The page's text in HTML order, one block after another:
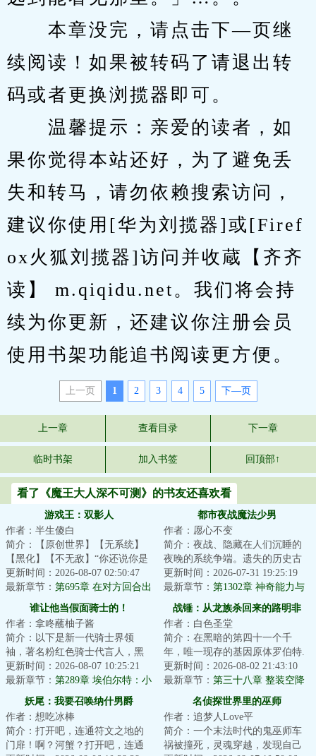
本章没完，请点击下—页继
续阅读！如果被转码了请退出转
码或者更换浏揽器即可。
温馨提示：亲爱的读者，如
果你觉得本站还好，为了避免丢
失和转马，请勿依赖搜索访问，
建议你使用[华为刘揽器]或[Firef
ox火狐刘揽器]访问并收蔵【齐齐
读】 m.qiqidu.net。我们将会持
续为你更新，还建议你注册会员
使用书架功能追书阅读更方便。
上一页 1 2 3 4 5 下—页
上一章 查看目录 下一章
临时书架 加入书签 回顶部↑
看了《魔王大人深不可测》的书友还喜欢看
游戏王：双影人
作者：半生傻白
简介：【原创世界】【无系统】
【黑化】【不无敌】“你还说你是
医生？”“他们喊着什么复仇，恶
魔，献出心...
更新时间：2026-08-07 02:50:47
最新章节： 第695章 在对方回合出
【废品增速者】有没有说法？
都市夜战魔法少男
作者：愿心不变
简介：夜战、隐藏在人们沉睡的
夜晚的系统争端。遗失的历史古
物、未来的科技遗产、各国的纷
争让步、光怪陆...
更新时间：2026-07-31 19:25:19
最新章节： 第1302章 神奇能力与
意料外的身影（下）
谁让他当假面骑士的！
作者：拿咚蘸柚子酱
简介：以下是新一代骑士界领
袖，著名粉红色骑士代言人，黑
榜投票独断万古假面骑士帝骑先
生，于联邦最不受...
更新时间：2026-08-07 10:25:21
最新章节： 第289章 埃伯尔特：小
年，是时候向齐鲁巴斯展示我们
余家人的羁绊了！
战锤：从龙族杀回来的路明非
作者：白色圣堂
简介：在黑暗的第四十一个千
年，唯一现存的基因原体罗伯特.
基里曼从一万年的静滞中醒来，
看到了昔日的人...
更新时间：2026-08-02 21:43:10
最新章节： 第三十八章 整装空降
妖尾：我要召唤纳什男爵
作者：想吃冰棒
简介：打开吧，连通符文之地的
门扉！啊？河蟹？打开吧，连通
名侦探世界里的巫师
作者：追梦人Love平
简介：一个末法时代的鬼巫师车
祸被撞死，灵魂穿越，发现自己